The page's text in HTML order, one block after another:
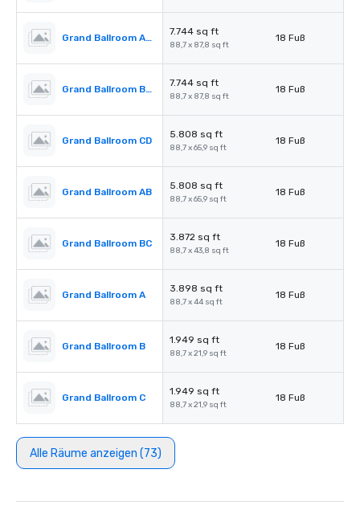
Grand Ballroom ABC
7.744 sq ft
88,7 x 87,8 sq ft
18 Fuß
Grand Ballroom BCD
7.744 sq ft
88,7 x 87,8 sq ft
18 Fuß
Grand Ballroom CD
5.808 sq ft
88,7 x 65,9 sq ft
18 Fuß
Grand Ballroom AB
5.808 sq ft
88,7 x 65,9 sq ft
18 Fuß
Grand Ballroom BC
3.872 sq ft
88,7 x 43,8 sq ft
18 Fuß
Grand Ballroom A
3.898 sq ft
88,7 x 44 sq ft
18 Fuß
Grand Ballroom B
1.949 sq ft
88,7 x 21,9 sq ft
18 Fuß
Grand Ballroom C
1.949 sq ft
88,7 x 21,9 sq ft
18 Fuß
Alle Räume anzeigen (73)